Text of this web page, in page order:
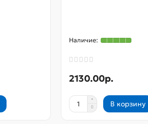
2130.00р.
В корзину